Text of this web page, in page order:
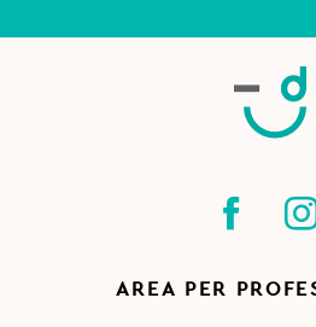
AREA PER